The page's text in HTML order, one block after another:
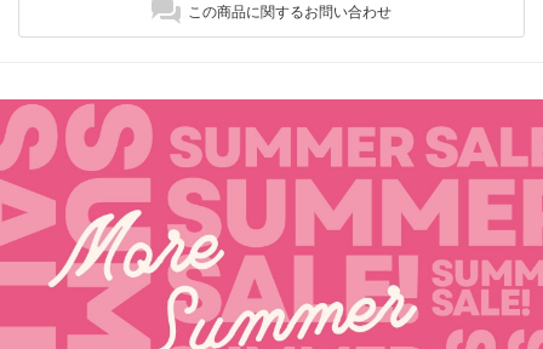
この商品に関するお問い合わせ